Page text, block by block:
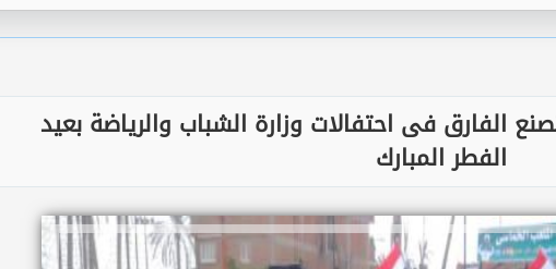
الفارق فى احتفالات وزارة الشباب والرياضة بعيد
الفطر المبارك